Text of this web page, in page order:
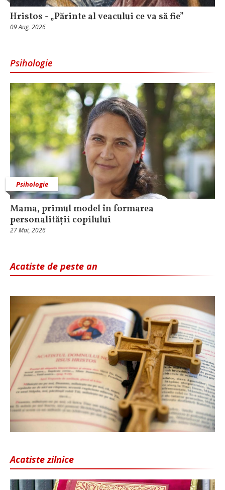
Hristos - „Părinte al veacului ce va să fie”
09 Aug, 2026
Psihologie
Psihologie
Mama, primul model în formarea
personalității copilului
27 Mai, 2026
Acatiste de peste an
Acatiste zilnice